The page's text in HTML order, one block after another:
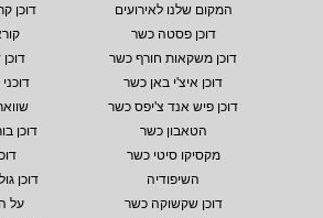
המקום שלנו לאירועים
דוכן
דוכן פסטה כשר
דוכן משקאות חורף כשר
דוכן
דוכן איצ'י באן כשר
דוכני
דוכן פיש אנד צ'יפס כשר
הטאבון כשר
דוכן
מקסיקו סיטי כשר
דוכן
השיפודיה
דוכן
דוכן שקשוקה כשר
על